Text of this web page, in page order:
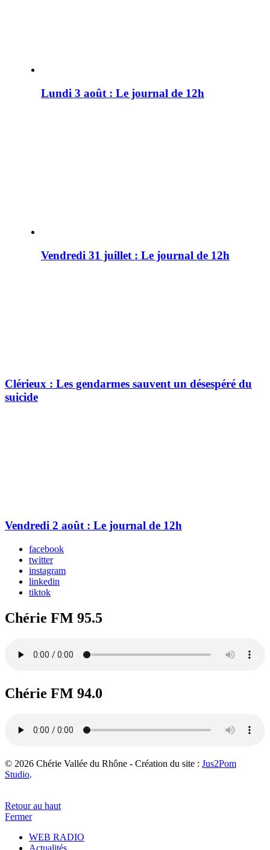
Lundi 3 août : Le journal de 12h
Vendredi 31 juillet : Le journal de 12h
Clérieux : Les gendarmes sauvent un désespéré du
suicide
Vendredi 2 août : Le journal de 12h
facebook
twitter
instagram
linkedin
tiktok
Chérie FM 95.5
Chérie FM 94.0
© 2026 Chérie Vallée du Rhône - Création du site : Jus2Pom
Studio.
Retour au haut
Fermer
WEB RADIO
Actualités